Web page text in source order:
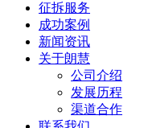
征拆服务
成功案例
新闻资讯
关于朗慧
公司介绍
发展历程
渠道合作